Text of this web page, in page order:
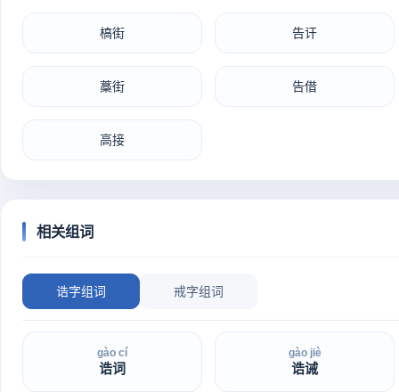
槁街 告讦
藁街 告借
高接
相关组词
诰字组词 戒字组词
gào cí
诰词
gào jiè
诰诫